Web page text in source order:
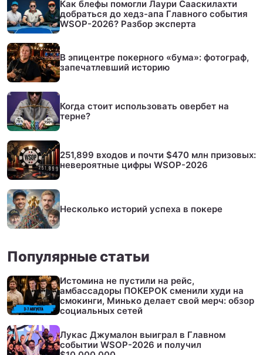
Как блефы помогли Лаури Сааскилахти
добраться до хедз-апа Главного события
WSOP-2026? Разбор эксперта
В эпицентре покерного «бума»: фотограф,
запечатлевший историю
Когда стоит использовать овербет на
терне?
251,899 входов и почти $470 млн призовых:
невероятные цифры WSOP-2026
Несколько историй успеха в покере
Популярные статьи
Истомина не пустили на рейс,
амбассадоры ПОКЕРОК сменили худи на
смокинги, Минько делает свой мерч: обзор
социальных сетей
Лукас Джумалон выиграл в Главном
событии WSOP-2026 и получил